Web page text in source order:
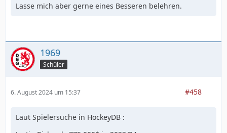
Lasse mich aber gerne eines Besseren belehren.
1969
Schüler
6. August 2024 um 15:37 #458
Laut Spielersuche in HockeyDB :